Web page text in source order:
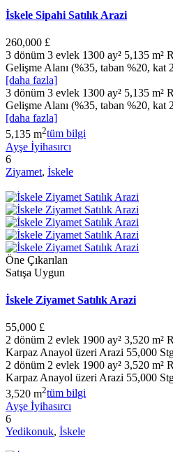
İskele Sipahi Satılık Arazi
260,000 £
3 dönüm 3 evlek 1300 ay² 5,135 m²
Gelişme Alanı (%35, taban %20,
[daha fazla]
3 dönüm 3 evlek 1300 ay² 5,135 m²
Gelişme Alanı (%35, taban %20,
[daha fazla]
5,135 m2tüm bilgi
Ayşe İyihasırcı
6
Ziyamet, İskele
Öne Çıkarılan
Satışa Uygun
İskele Ziyamet Satılık Arazi
55,000 £
2 dönüm 2 evlek 1900 ay² 3,520 m²
Karpaz Anayol üzeri Arazi 55,000
2 dönüm 2 evlek 1900 ay² 3,520 m²
Karpaz Anayol üzeri Arazi 55,000
3,520 m2tüm bilgi
Ayşe İyihasırcı
6
Yedikonuk, İskele